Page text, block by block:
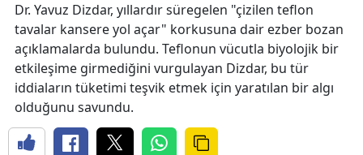
Dr. Yavuz Dizdar, yıllardır süregelen "çizilen teflon
tavalar kansere yol açar" korkusuna dair ezber bozan
açıklamalarda bulundu. Teflonun vücutla biyolojik bir
etkileşime girmediğini vurgulayan Dizdar, bu tür
iddiaların tüketimi teşvik etmek için yaratılan bir algı
olduğunu savundu.